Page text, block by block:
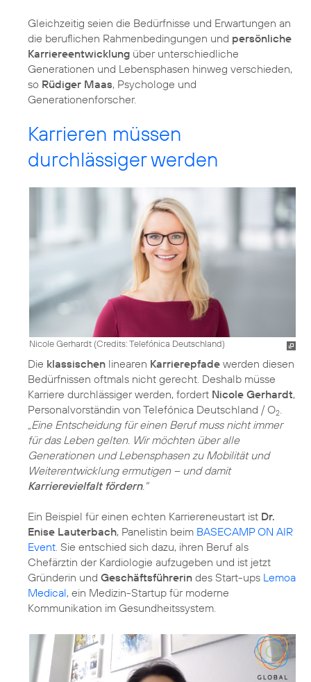
Gleichzeitig seien die Bedürfnisse und Erwartungen an
die beruflichen Rahmenbedingungen und persönliche
Karriereentwicklung über unterschiedliche
Generationen und Lebensphasen hinweg verschieden,
so Rüdiger Maas, Psychologe und
Generationenforscher.
Karrieren müssen
durchlässiger werden
Nicole Gerhardt (Credits: Telefónica Deutschland)
Die klassischen linearen Karrierepfade werden diesen
Bedürfnissen oftmals nicht gerecht. Deshalb müsse
Karriere durchlässiger werden, fordert Nicole Gerhardt,
Personalvorständin von Telefónica Deutschland / O2.
„Eine Entscheidung für einen Beruf muss nicht immer
für das Leben gelten. Wir möchten über alle
Generationen und Lebensphasen zu Mobilität und
Weiterentwicklung ermutigen – und damit
Karrierevielfalt fördern."
Ein Beispiel für einen echten Karriereneustart ist Dr.
Enise Lauterbach, Panelistin beim BASECAMP ON AIR
Event. Sie entschied sich dazu, ihren Beruf als
Chefärztin der Kardiologie aufzugeben und ist jetzt
Gründerin und Geschäftsführerin des Start-ups Lemoa
Medical, ein Medizin-Startup für moderne
Kommunikation im Gesundheitssystem.